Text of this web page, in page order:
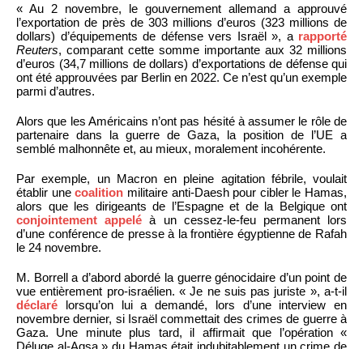
« Au 2 novembre, le gouvernement allemand a approuvé
l’exportation de près de 303 millions d’euros (323 millions de
dollars) d’équipements de défense vers Israël », a rapporté
Reuters, comparant cette somme importante aux 32 millions
d’euros (34,7 millions de dollars) d’exportations de défense qui
ont été approuvées par Berlin en 2022. Ce n’est qu’un exemple
parmi d’autres.
Alors que les Américains n’ont pas hésité à assumer le rôle de
partenaire dans la guerre de Gaza, la position de l’UE a
semblé malhonnête et, au mieux, moralement incohérente.
Par exemple, un Macron en pleine agitation fébrile, voulait
établir unecoalition militaire anti-Daesh pour cibler le Hamas,
alors que les dirigeants de l’Espagne et de la Belgique ont
conjointement appelé à un cessez-le-feu permanent lors
d’une conférence de presse à la frontière égyptienne de Rafah
le 24 novembre.
M. Borrell a d’abord abordé la guerre génocidaire d’un point de
vue entièrement pro-israélien. « Je ne suis pas juriste », a-t-il
déclaré lorsqu’on lui a demandé, lors d’une interview en
novembre dernier, si Israël commettait des crimes de guerre à
Gaza. Une minute plus tard, il affirmait que l’opération «
Déluge al-Aqsa » du Hamas était indubitablement un crime de